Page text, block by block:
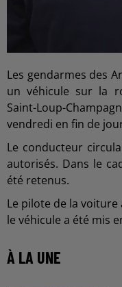
Les gendarmes des
un véhicule sur la
Saint-Loup-
vendredi en fin de
Le conducteur
autorisés. Dans le
été retenus.
Le pilote de la
le véhicule a été mis
À LA UNE